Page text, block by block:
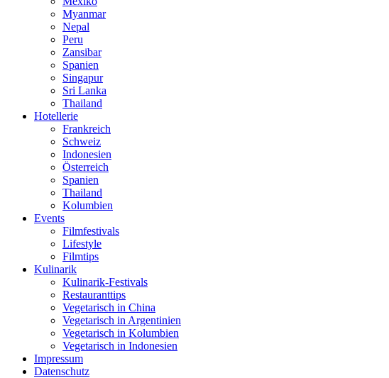
Myanmar
Nepal
Peru
Zansibar
Spanien
Singapur
Sri Lanka
Thailand
Hotellerie
Frankreich
Schweiz
Indonesien
Österreich
Spanien
Thailand
Kolumbien
Events
Filmfestivals
Lifestyle
Filmtips
Kulinarik
Kulinarik-Festivals
Restauranttips
Vegetarisch in China
Vegetarisch in Argentinien
Vegetarisch in Kolumbien
Vegetarisch in Indonesien
Impressum
Datenschutz